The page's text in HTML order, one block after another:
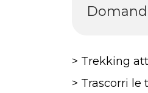
> Trekking
> Trascorri